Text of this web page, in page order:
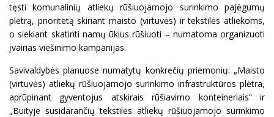
tęsti komunalinių atliekų rūšiuojamojo surinkimo pajėgumų
plėtrą, prioritetą skiriant maisto (virtuvės) ir tekstilės atliekoms,
o siekiant skatinti namų ūkius rūšiuoti – numatoma organizuoti
įvairias viešinimo kampanijas.
Savivaldybės planuose numatytų konkrečių priemonių: „Maisto
(virtuvės) atliekų rūšiuojamojo surinkimo infrastruktūros plėtra,
aprūpinant gyventojus atskirais rūšiavimo konteineriais“ ir
„Buityje susidarančių tekstilės atliekų rūšiuojamojo surinkimo